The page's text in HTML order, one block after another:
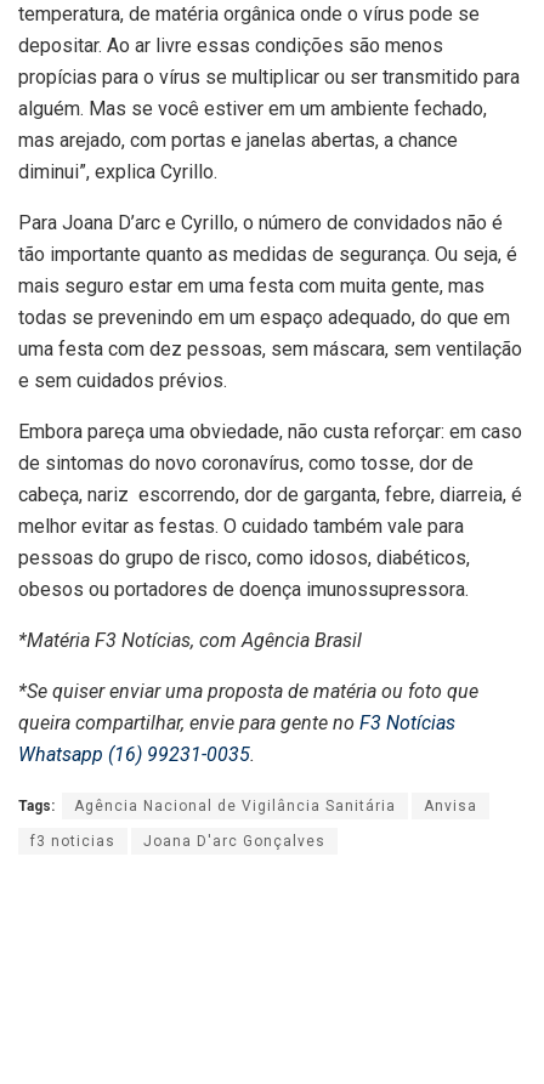
temperatura, de matéria orgânica onde o vírus pode se
depositar. Ao ar livre essas condições são menos
propícias para o vírus se multiplicar ou ser transmitido para
alguém. Mas se você estiver em um ambiente fechado,
mas arejado, com portas e janelas abertas, a chance
diminui”, explica Cyrillo.
Para Joana D’arc e Cyrillo, o número de convidados não é
tão importante quanto as medidas de segurança. Ou seja, é
mais seguro estar em uma festa com muita gente, mas
todas se prevenindo em um espaço adequado, do que em
uma festa com dez pessoas, sem máscara, sem ventilação
e sem cuidados prévios.
Embora pareça uma obviedade, não custa reforçar: em caso
de sintomas do novo coronavírus, como tosse, dor de
cabeça, nariz escorrendo, dor de garganta, febre, diarreia, é
melhor evitar as festas. O cuidado também vale para
pessoas do grupo de risco, como idosos, diabéticos,
obesos ou portadores de doença imunossupressora.
*Matéria F3 Notícias, com Agência Brasil
*Se quiser enviar uma proposta de matéria ou foto que
queira compartilhar, envie para gente no F3 Notícias
Whatsapp (16) 99231-0035.
Tags: Agência Nacional de Vigilância Sanitária Anvisa
f3 noticias Joana D'arc Gonçalves